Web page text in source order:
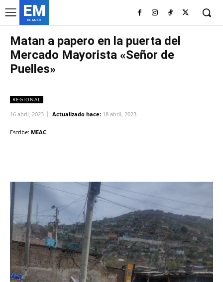
EM
EL MURO
Matan a papero en la puerta del
Mercado Mayorista «Señor de
Puelles»
REGIONAL
16 abril, 2023 Actualizado hace: 18 abril, 2023
Escribe: MEAC